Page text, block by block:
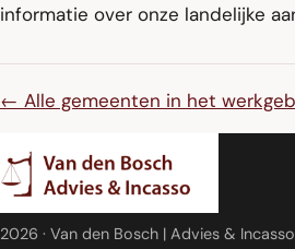
informatie over onze landelijke
← Alle gemeenten in het
2026 · Van den Bosch | Advies & Incasso